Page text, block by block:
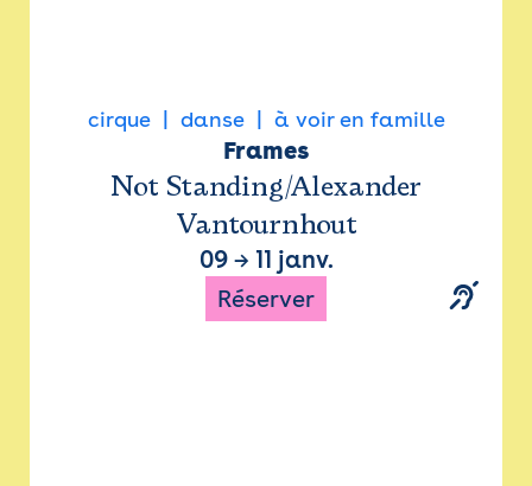
cirque danse à voir en famille
Frames
Not Standing/Alexander
Vantournhout
09→ 11 janv.
Réserver